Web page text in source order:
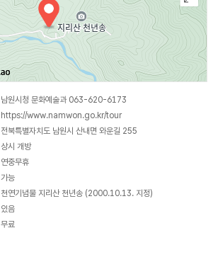
남원시청 문화예술과 063-620-6173
https://www.namwon.go.kr/tour
전북특별자치도 남원시 산내면 와운길 255
상시 개방
연중무휴
가능
천연기념물 지리산 천년송 (2000.10.13. 지정)
있음
무료